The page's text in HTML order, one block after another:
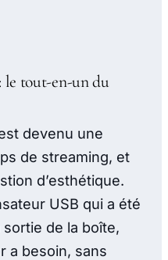
le tout-en-un du
devenu une
de streaming, et
d’esthétique.
USB qui a été
de la boîte,
a besoin, sans